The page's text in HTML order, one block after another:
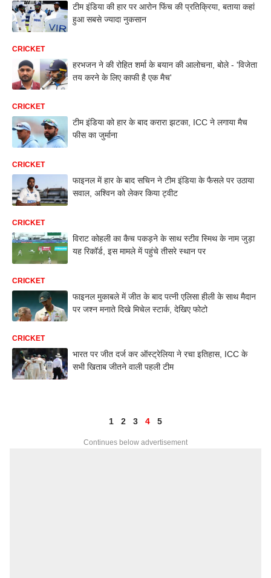
टीम इंडिया की हार पर आरोन फिंच की प्रतिक्रिया, बताया कहां
हुआ सबसे ज्यादा नुकसान
CRICKET
हरभजन ने की रोहित शर्मा के बयान की आलोचना, बोले - 'विजेता
तय करने के लिए काफी है एक मैच'
CRICKET
टीम इंडिया को हार के बाद करारा झटका, ICC ने लगाया मैच
फीस का जुर्माना
CRICKET
फाइनल में हार के बाद सचिन ने टीम इंडिया के फैसले पर उठाया
सवाल, अश्विन को लेकर किया ट्वीट
CRICKET
विराट कोहली का कैच पकड़ने के साथ स्टीव स्मिथ के नाम जुड़ा
यह रिकॉर्ड, इस मामले में पहुंचे तीसरे स्थान पर
CRICKET
फाइनल मुकाबले में जीत के बाद पत्नी एलिसा हीली के साथ मैदान
पर जश्न मनाते दिखे मिचेल स्टार्क, देखिए फोटो
CRICKET
भारत पर जीत दर्ज कर ऑस्ट्रेलिया ने रचा इतिहास, ICC के
सभी खिताब जीतने वाली पहली टीम
1 2 3 4 5
Continues below advertisement